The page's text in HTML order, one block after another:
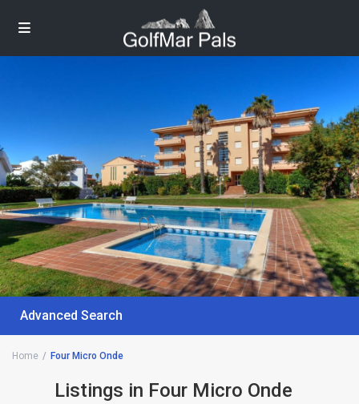
Advanced Search
Home Four Micro Onde
Listings in Four Micro Onde